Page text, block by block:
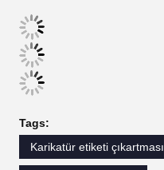
Tags:
Karikatür etiketi çıkartması